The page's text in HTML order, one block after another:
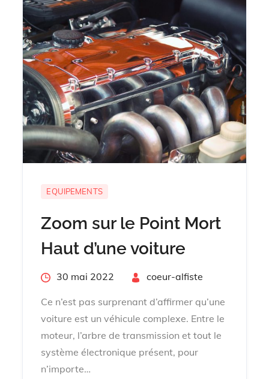
EQUIPEMENTS
Zoom sur le Point Mort
Haut d’une voiture
Posted30 mai 2022 coeur-alfiste
Ce n’est pas surprenant d’affirmer qu’une
voiture est un véhicule complexe. Entre le
moteur, l’arbre de transmission et tout le
système électronique présent, pour
n’importe…